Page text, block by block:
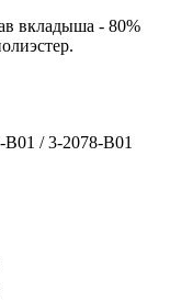
вкладыша - 80%
/ 3-2078-B01